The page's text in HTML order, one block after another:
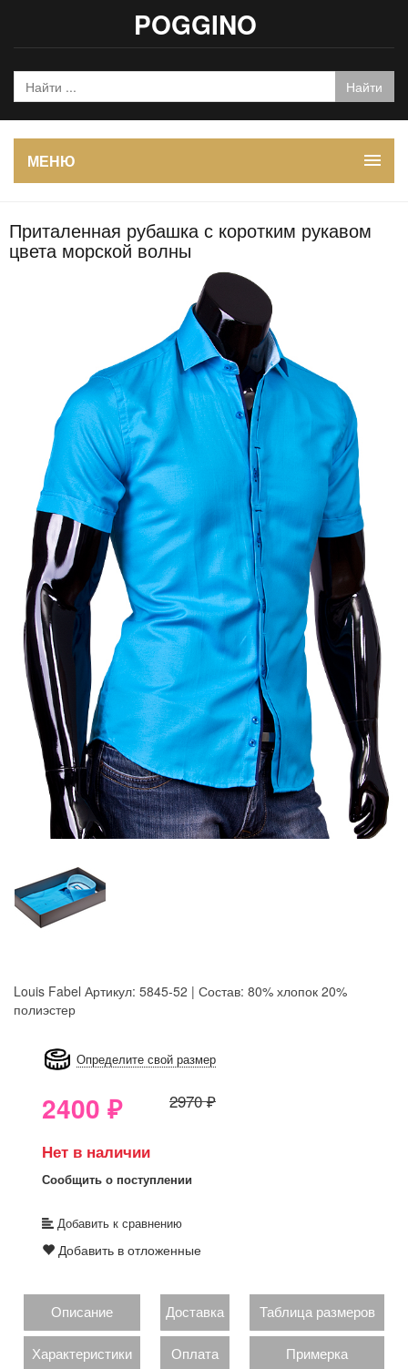
POGGINO
МЕНЮ
Приталенная рубашка с коротким рукавом
цвета морской волны
Louis Fabel Артикул: 5845-52 | Состав: 80% хлопок 20%
полиэстер
Определите свой размер
2400 ₽ 2970 ₽
Нет в наличии
Сообщить о поступлении
Добавить к сравнению
Добавить в отложенные
Описание Доставка Таблица размеров
Характеристики Оплата Примерка